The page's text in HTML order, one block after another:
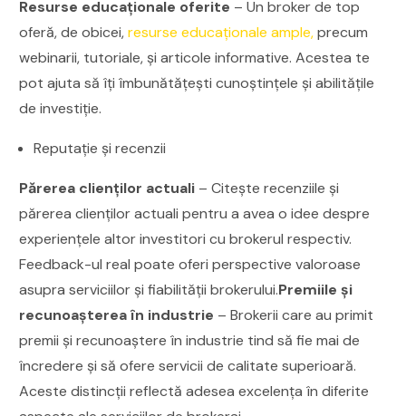
Resurse educaționale oferite – Un broker de top
oferă, de obicei,resurse educaționale ample,precum
webinarii, tutoriale, și articole informative. Acestea te
pot ajuta să îți îmbunătățești cunoștințele și abilitățile
de investiție.
Reputație și recenzii
Părerea clienților actuali – Citește recenziile și
părerea clienților actuali pentru a avea o idee despre
experiențele altor investitori cu brokerul respectiv.
Feedback-ul real poate oferi perspective valoroase
asupra serviciilor și fiabilității brokerului.Premiile și
recunoașterea în industrie – Brokerii care au primit
premii și recunoaștere în industrie tind să fie mai de
încredere și să ofere servicii de calitate superioară.
Aceste distincții reflectă adesea excelența în diferite